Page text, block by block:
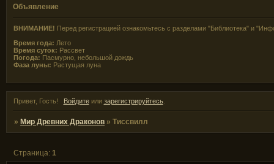
Объявление
ВНИМАНИЕ! Перед регистрацией ознакомьтесь с разделами "Библиотека" и
Время года: Лето
Время суток: Рассвет
Погода: Пасмурно, небольшой дождь
Фаза луны: Растущая луна
Привет, Гость! Войдитеили зарегистрируйтесь.
»Мир Древних Драконов »Тиссвилл
Страница:1